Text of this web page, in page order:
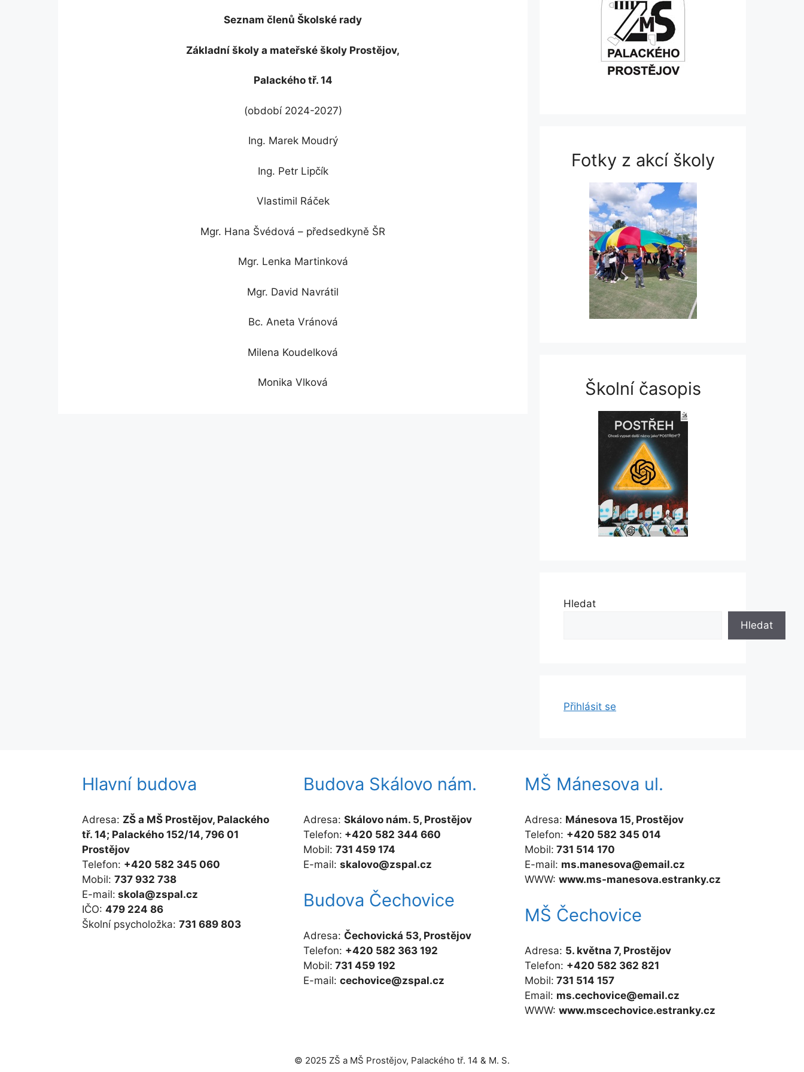
Seznam členů Školské rady
Základní školy a mateřské školy Prostějov,
Palackého tř. 14
(období 2024-2027)
Ing. Marek Moudrý
Ing. Petr Lipčík
Vlastimil Ráček
Mgr. Hana Švédová – předsedkyně ŠR
Mgr. Lenka Martinková
Mgr. David Navrátil
Bc. Aneta Vránová
Milena Koudelková
Monika Vlková
Fotky z akcí školy
Školní časopis
Hledat
Hledat
Přihlásit se
Hlavní budova
Adresa: ZŠ a MŠ Prostějov, Palackého
tř. 14; Palackého 152/14, 796 01
Prostějov
Telefon: +420 582 345 060
Mobil: 737 932 738
E-mail: skola@zspal.cz
IČO: 479 224 86
Školní psycholožka: 731 689 803
Budova Skálovo nám.
Adresa: Skálovo nám. 5, Prostějov
Telefon: +420 582 344 660
Mobil: 731 459 174
E-mail: skalovo@zspal.cz
Budova Čechovice
Adresa: Čechovická 53, Prostějov
Telefon: +420 582 363 192
Mobil: 731 459 192
E-mail: cechovice@zspal.cz
MŠ Mánesova ul.
Adresa: Mánesova 15, Prostějov
Telefon: +420 582 345 014
Mobil: 731 514 170
E-mail: ms.manesova@email.cz
WWW: www.ms-manesova.estranky.cz
MŠ Čechovice
Adresa: 5. května 7, Prostějov
Telefon: +420 582 362 821
Mobil: 731 514 157
Email: ms.cechovice@email.cz
WWW: www.mscechovice.estranky.cz
© 2025 ZŠ a MŠ Prostějov, Palackého tř. 14 & M. S.